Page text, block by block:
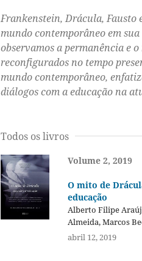
Frankenstein, Drácula, Fausto
mundo contemporâneo em
observamos a permanência e
reconfigurados no tempo
mundo contemporâneo,
diálogos com a educação na
Todos os livros
Volume 2, 2019
O mito de
educação
Alberto Filipe
Almeida, Marcos
abril 12, 2019